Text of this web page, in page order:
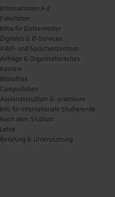
Informationen A-Z
Fakultäten
Infos für Erstsemester
Digitales & IT-Services
AWP- und Sprachenzentrum
Anträge & Organisatorisches
Karriere
Bibliothek
Campusleben
Auslandsstudium & -praktikum
Info für internationale Studierende
Nach dem Studium
Lehre
Beratung & Unterstützung